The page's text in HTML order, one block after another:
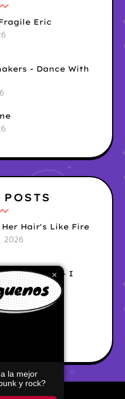
×
la mejor
y rock?
Eric
- Dance With
Hair's Like Fire
2026
- I
2026